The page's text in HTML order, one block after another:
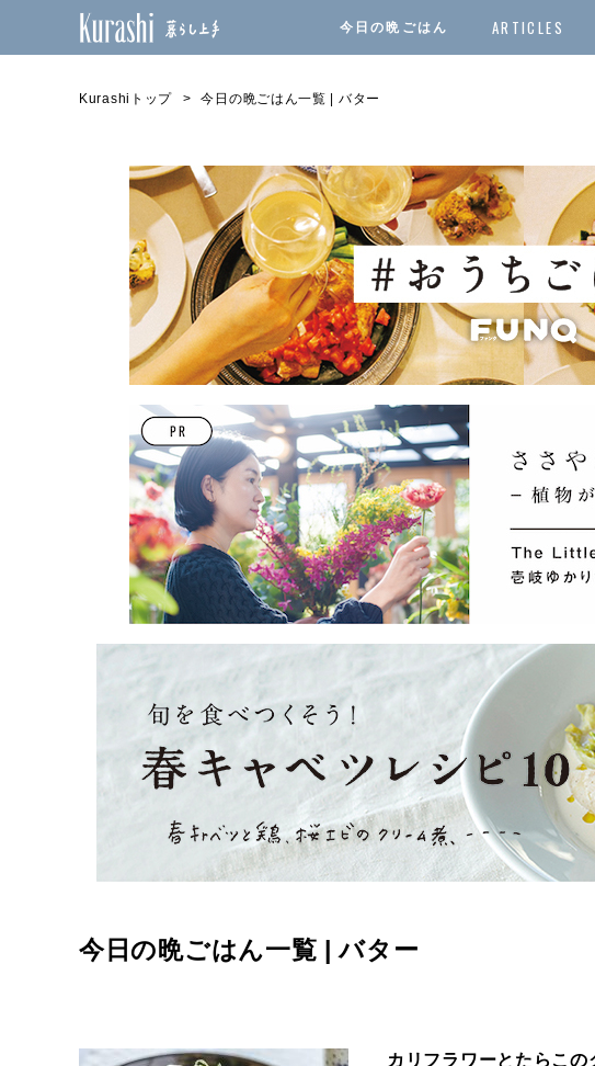
今日の晩ごはん ARTICLES
Kurashiトップ 今日の晩ごはん一覧 | バター
今日の晩ごはん一覧 | バター
カリフラワーとたらこの